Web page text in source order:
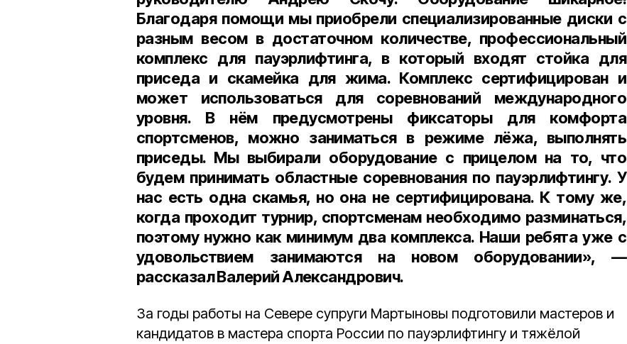
Благодаря помощи мы приобрели специализированные диски с
разным весом в достаточном количестве, профессиональный
комплекс для пауэрлифтинга, в который входят стойка для
приседа и скамейка для жима. Комплекс сертифицирован и
может использоваться для соревнований международного
уровня. В нём предусмотрены фиксаторы для комфорта
спортсменов, можно заниматься в режиме лёжа, выполнять
приседы. Мы выбирали оборудование с прицелом на то, что
будем принимать областные соревнования по пауэрлифтингу. У
нас есть одна скамья, но она не сертифицирована. К тому же,
когда проходит турнир, спортсменам необходимо разминаться,
поэтому нужно как минимум два комплекса. Наши ребята уже с
удовольствием занимаются на новом оборудовании», —
рассказал Валерий Александрович.
За годы работы на Севере супруги Мартыновы подготовили мастеров и
кандидатов в мастера спорта России по пауэрлифтингу и тяжёлой